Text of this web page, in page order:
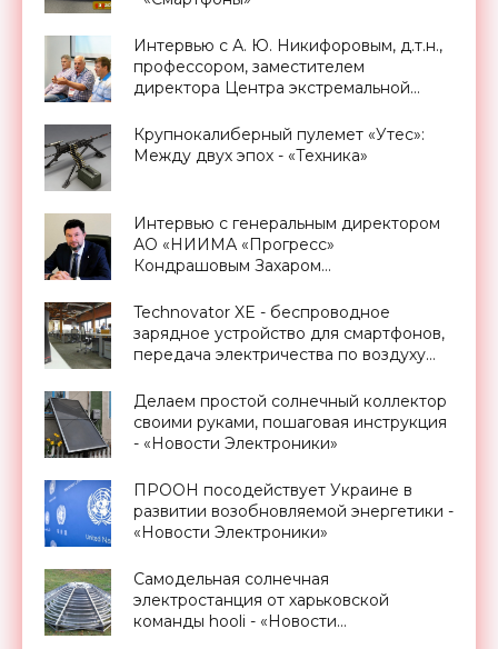
Интервью с А. Ю. Никифоровым, д.т.н.,
профессором, заместителем
директора Центра экстремальной
МИФИ - «Смартфоны»
Крупнокалиберный пулемет «Утес»:
Между двух эпох - «Техника»
Интервью с генеральным директором
АО «НИИМА «Прогресс»
Кондрашовым Захаром
Форума «Микроэлектроника-2021» -
«Смартфоны»
Technovator XE - беспроводное
зарядное устройство для смартфонов,
передача электричества по воздуху
Делаем простой солнечный коллектор
своими руками, пошаговая инструкция
- «Новости Электроники»
ПРООН посодействует Украине в
развитии возобновляемой энергетики -
«Новости Электроники»
Самодельная солнечная
электростанция от харьковской
команды hooli - «Новости